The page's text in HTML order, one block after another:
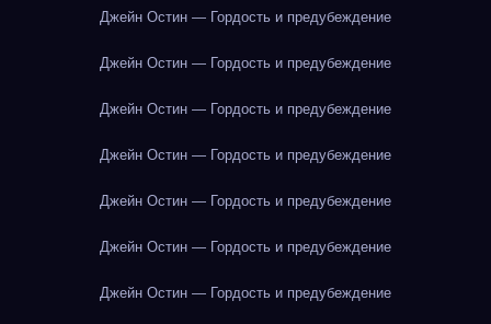
Джейн Остин — Гордость и предубеждение
Джейн Остин — Гордость и предубеждение
Джейн Остин — Гордость и предубеждение
Джейн Остин — Гордость и предубеждение
Джейн Остин — Гордость и предубеждение
Джейн Остин — Гордость и предубеждение
Джейн Остин — Гордость и предубеждение